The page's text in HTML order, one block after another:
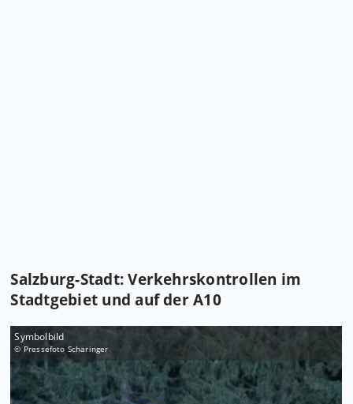
Salzburg-Stadt: Verkehrskontrollen im
Stadtgebiet und auf der A10
Symbolbild
© Pressefoto Scharinger